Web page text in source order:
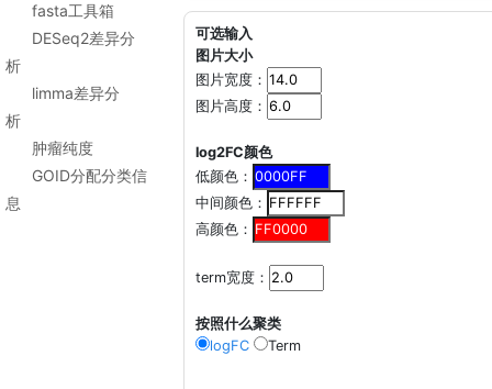
fasta工具箱
DESeq2差异分
析
limma差异分
析
肿瘤纯度
GOID分配分类信
息
可选输入
图片大小
图片宽度：
图片高度：
log2FC颜色
低颜色：
中间颜色：
高颜色：
term宽度：
按照什么聚类
logFC
Term